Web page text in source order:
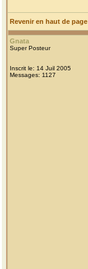
Revenir en haut de page
Gnata
Super Posteur
Inscrit le: 14 Juil 2005
Messages: 1127